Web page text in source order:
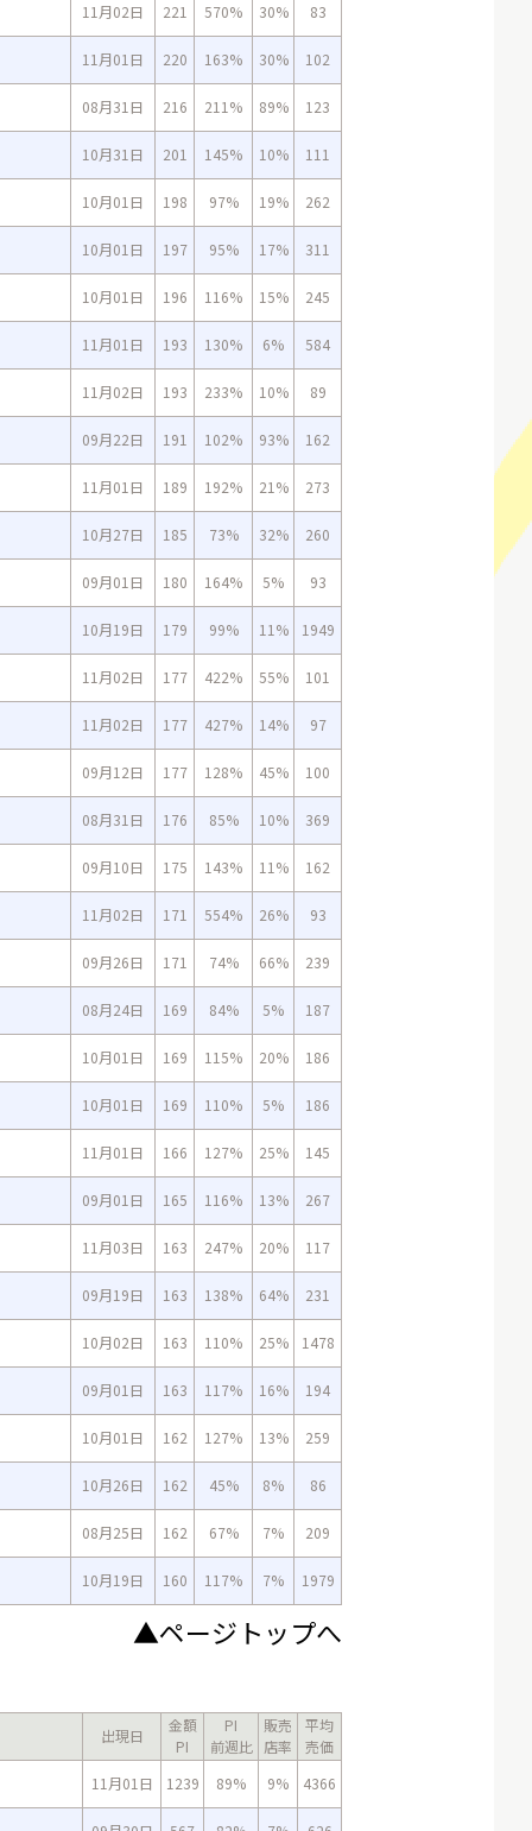
11月02日 221 570% 30% 83
11月01日 220 163% 30% 102
08月31日 216 211% 89% 123
10月31日 201 145% 10% 111
10月01日 198 97% 19% 262
10月01日 197 95% 17% 311
10月01日 196 116% 15% 245
11月01日 193 130% 6% 584
11月02日 193 233% 10% 89
09月22日 191 102% 93% 162
11月01日 189 192% 21% 273
10月27日 185 73% 32% 260
09月01日 180 164% 5% 93
10月19日 179 99% 11% 1949
11月02日 177 422% 55% 101
11月02日 177 427% 14% 97
09月12日 177 128% 45% 100
08月31日 176 85% 10% 369
09月10日 175 143% 11% 162
11月02日 171 554% 26% 93
09月26日 171 74% 66% 239
08月24日 169 84% 5% 187
10月01日 169 115% 20% 186
10月01日 169 110% 5% 186
11月01日 166 127% 25% 145
09月01日 165 116% 13% 267
11月03日 163 247% 20% 117
09月19日 163 138% 64% 231
10月02日 163 110% 25% 1478
09月01日 163 117% 16% 194
10月01日 162 127% 13% 259
10月26日 162 45% 8% 86
08月25日 162 67% 7% 209
10月19日 160 117% 7% 1979
▲ページトップへ
出現日
金額
PI
PI
前週比
販売
店率
平均
売価
11月01日
1239 89% 9% 4366